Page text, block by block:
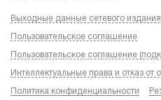
Выходные данные сетевого
Пользовательское соглашение
Пользовательское соглашение
Интеллектуальные права и отказ от
Политика конфиденциальности